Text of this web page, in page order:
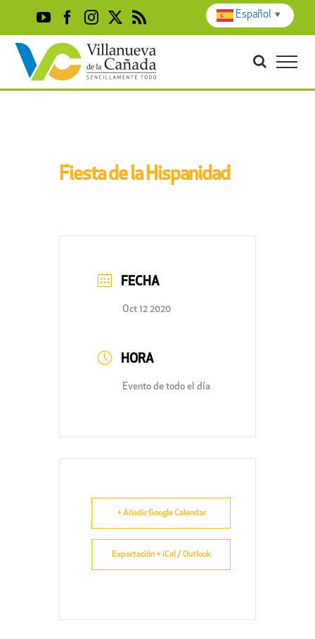
content
YouTubeFacebook
Instagram
X Rss
Fiesta de la Hispanidad
FECHA
Oct 12 2020
HORA
Evento de todo el día
+ Añadir Google Calendar
Exportación + iCal / Outlook
Español ▼